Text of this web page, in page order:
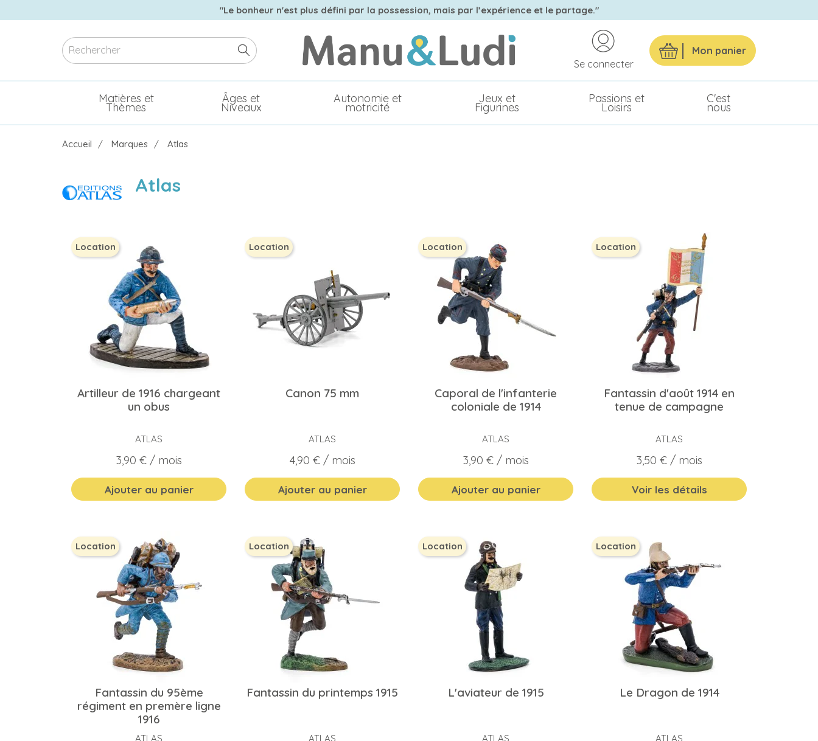
"Le bonheur n'est plus défini par la possession, mais par l’expérience et le partage."
Mon panier
Se connecter
Matières et
Thèmes
Âges et
Niveaux
Autonomie et
motricité
Jeux et
Figurines
Passions et
Loisirs
C'est
nous
Accueil Marques Atlas
Atlas
Artilleur de 1916 chargeant
un obus
ATLAS
Prix
3,90 €/ mois
Ajouter au panier
Location
Canon 75 mm
ATLAS
Prix
4,90 €/ mois
Ajouter au panier
Location
Caporal de l'infanterie
coloniale de 1914
ATLAS
Prix
3,90 €/ mois
Ajouter au panier
Location
Fantassin d'août 1914 en
tenue de campagne
ATLAS
Prix
3,50 €/ mois
Voir les détails
Location
Fantassin du 95ème
régiment en premère ligne
1916
ATLAS
Location
Fantassin du printemps 1915
ATLAS
Location
L'aviateur de 1915
ATLAS
Location
Le Dragon de 1914
ATLAS
Location